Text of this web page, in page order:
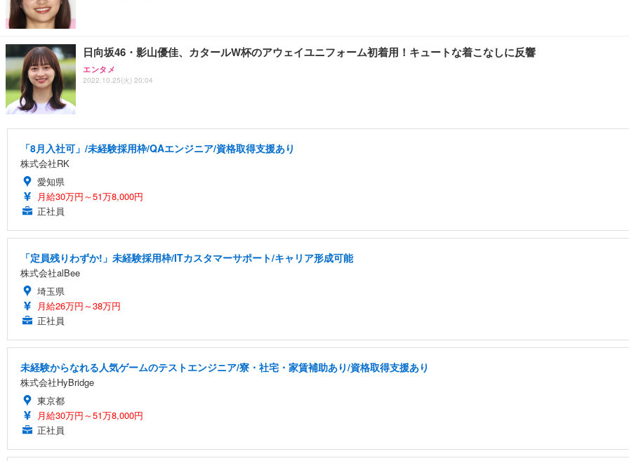
日向坂46・影山優佳、カタールW杯のアウェイユニフォーム初着用！キュートな着こなしに反響
エンタメ
2022.10.25(火) 20:04
「8月入社可」/未経験採用枠/QAエンジニア/資格取得支援あり
株式会社RK
愛知県
月給30万円～51万8,000円
正社員
「定員残りわずか!」未経験採用枠/ITカスタマーサポート/キャリア形成可能
株式会社alBee
埼玉県
月給26万円～38万円
正社員
未経験からなれる人気ゲームのテストエンジニア/寮・社宅・家賃補助あり/資格取得支援あり
株式会社HyBridge
東京都
月給30万円～51万8,000円
正社員